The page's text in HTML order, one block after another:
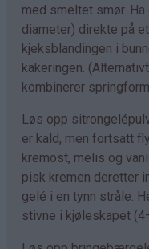
med smeltet smør.
diameter) direkte på
kjeksblandingen i
kakeringen.
kombinerer
Løs opp
er kald, men fortsatt
kremost, melis og
pisk kremen deretter
gelé i en tynn stråle.
stivne i kjøleskapet